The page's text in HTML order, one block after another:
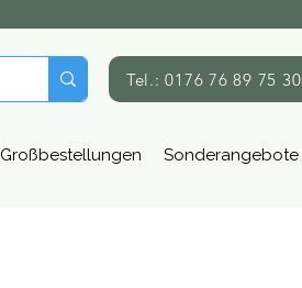
Tel.: 0176 76 89 75 30
Großbestellungen Sonderangebote